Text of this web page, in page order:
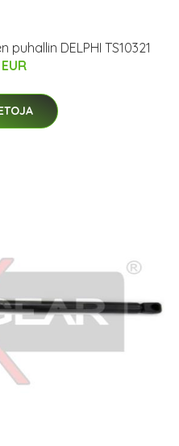
DELPHI TS10321